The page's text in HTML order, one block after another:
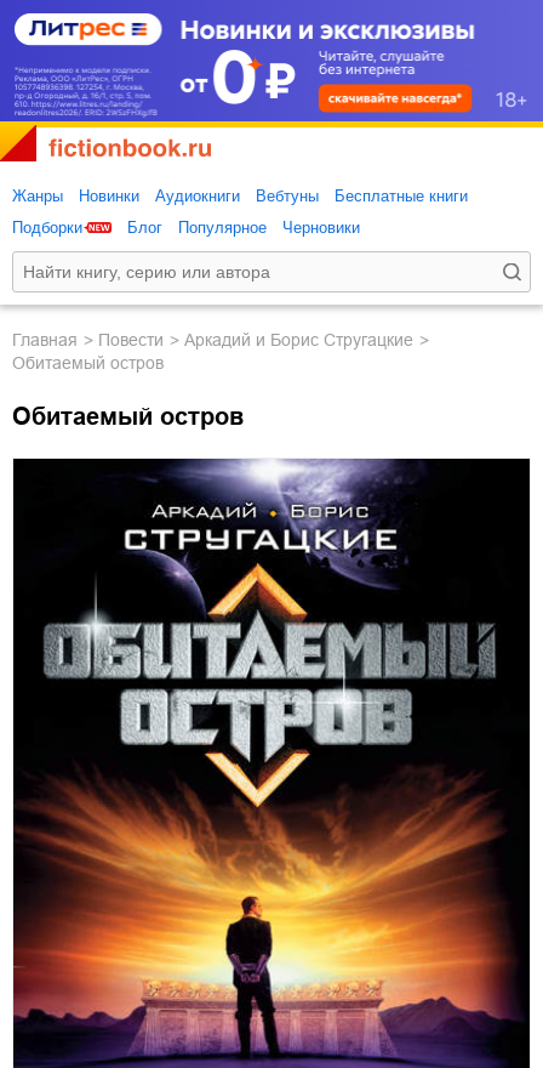
Жанры Новинки Аудиокниги Вебтуны
Бесплатные книги
Подборки
Блог Популярное Черновики
Главная повести
Аркадий и Борис Стругацкие
Обитаемый остров
Обитаемый остров